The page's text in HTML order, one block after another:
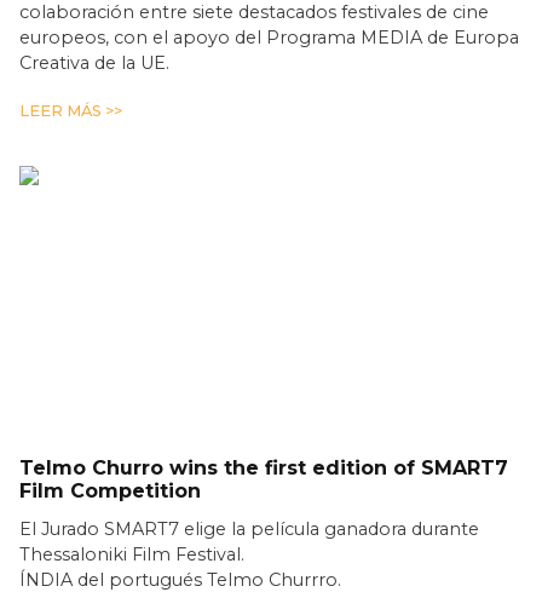
colaboración entre siete destacados festivales de cine
europeos, con el apoyo del Programa MEDIA de Europa
Creativa de la UE.
LEER MÁS >>
Telmo Churro wins the first edition of SMART7
Film Competition
El Jurado SMART7 elige la película ganadora durante
Thessaloniki Film Festival.
ÍNDIA del portugués Telmo Churrro.